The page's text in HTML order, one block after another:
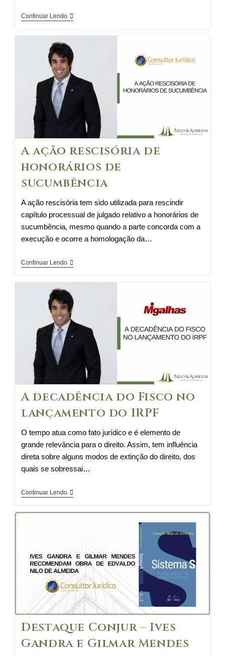
Continuar Lendo
Gandra
A ação rescisória de
honorários de
sucumbência
A ação rescisória tem sido utilizada para rescindir
capítulo processual de julgado relativo a honorários de
sucumbência, mesmo quando a parte concorda com a
execução e ocorre a homologação da…
Continuar Lendo
de
de
sucumbência
A decadência do Fisco no
lançamento do IRPF
O tempo atua como fato jurídico e é elemento de
grande relevância para o direito. Assim, tem influência
direta sobre alguns modos de extinção do direito, dos
quais se sobressai…
Continuar Lendo
do
lançamento
do
IRPF
Destaque Conjur – Ives
Gandra e Gilmar Mendes